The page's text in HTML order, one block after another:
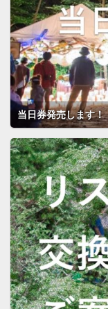
当日券発売します！